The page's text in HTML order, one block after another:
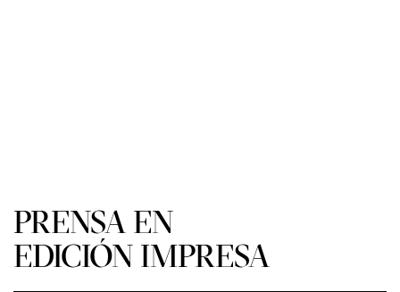
PRENSA EN
EDICIÓN IMPRESA